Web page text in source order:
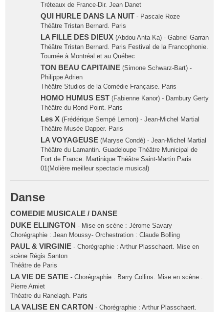
Tréteaux de France-Dir. Jean Danet
QUI HURLE DANS LA NUIT- Pascale Roze
Théâtre Tristan Bernard. Paris
LA FILLE DES DIEUX(Abdou Anta Ka) - Gabriel Garran
Théâtre Tristan Bernard. Paris Festival de la Francophonie.
Tournée à Montréal et au Québec
TON BEAU CAPITAINE(Simone Schwarz-Bart) -
Philippe Adrien
Théâtre Studios de la Comédie Française. Paris
HOMO HUMUS EST (Fabienne Kanor) - Dambury Gerty
Théâtre du Rond-Point. Paris
Les X(Frédérique Sempé Lemon) - Jean-Michel Martial
Théâtre Musée Dapper. Paris
LA VOYAGEUSE(Maryse Condé) - Jean-Michel Martial
Théâtre du Lamantin. Guadeloupe Théâtre Municipal de
Fort de France. Martinique Théâtre Saint-Martin Paris
01(Molière meilleur spectacle musical)
Danse
COMEDIE MUSICALE / DANSE
DUKE ELLINGTON- Mise en scène : Jérome Savary
Chorégraphie : Jean Moussy- Orchestration : Claude Bolling
PAUL & VIRGINIE - Chorégraphie : Arthur Plasschaert. Mise en
scène Régis Santon
Théâtre de Paris
LA VIE DE SATIE- Chorégraphie : Barry Collins. Mise en scène :
Pierre Amiet
Théatre du Ranelagh. Paris
LA VALISE EN CARTON - Chorégraphie : Arthur Plasschaert.